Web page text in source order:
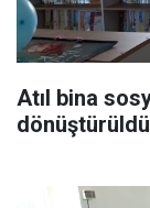
Atıl bina
dönüştürüldü